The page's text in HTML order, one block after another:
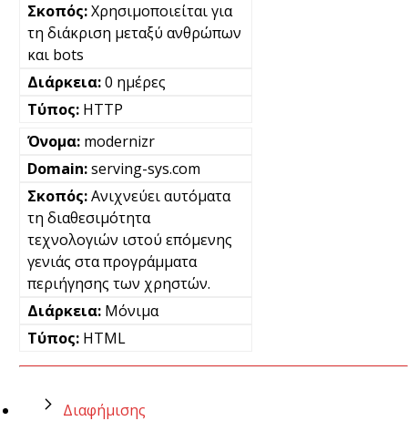
Χρησιμοποιείται για
τη διάκριση μεταξύ ανθρώπων
και bots
0 ημέρες
HTTP
modernizr
serving-sys.com
Ανιχνεύει αυτόματα
τη διαθεσιμότητα
τεχνολογιών ιστού επόμενης
γενιάς στα προγράμματα
περιήγησης των χρηστών.
Μόνιμα
HTML
Διαφήμισης